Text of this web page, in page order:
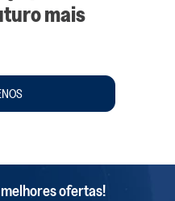
mais
ofertas!